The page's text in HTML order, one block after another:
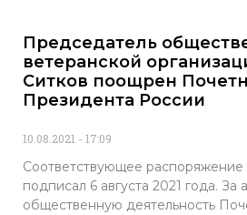
Председатель
ветеранской
Ситков поощрен
Президента России
10.08.2021 17:09
Соответствующее распоряжение
подписал 6 августа 2021 года. За
общественную деятельность